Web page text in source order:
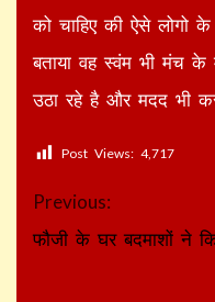
को चाहिए की ऐसे लोगो
बताया वह स्वंम भी मंच के
उठा रहे है और मदद भी
Post Views: 4,717
Continue
Reading
Previous:
फौजी के घर बदमाशों ने